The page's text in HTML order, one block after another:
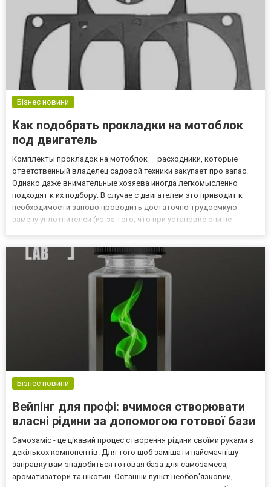
Бізнес новини
Как подобрать прокладки на мотоблок
под двигатель
Комплекты прокладок на мотоблок — расходники, которые
ответственный владелец садовой техники закупает про запас.
Однако даже внимательные хозяева иногда легкомысленно
подходят к их подбору. В случае с двигателем это приводит к
необходимости заново проводить достаточно трудоемкую
замену уплотнителей (из-за того, что при установке они не
Бізнес новини
Вейпінг для профі: вчимося створювати
власні рідини за допомогою готової бази
Самозаміс - це цікавий процес створення рідини своїми руками з
декількох компонентів. Для того щоб замішати найсмачнішу
заправку вам знадобиться готовая база для самозамеса,
ароматизатори та нікотин. Останній пункт необов'язковий,